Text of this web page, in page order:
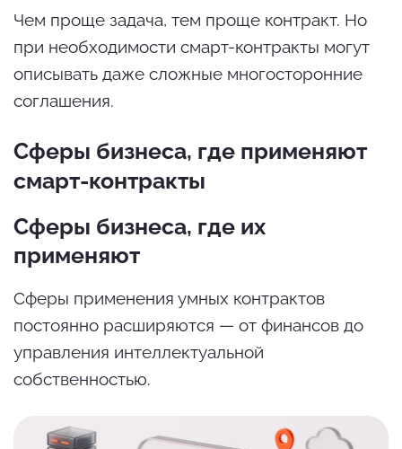
Чем проще задача, тем проще контракт. Но
при необходимости смарт-контракты могут
описывать даже сложные многосторонние
соглашения.
Сферы бизнеса, где применяют
смарт-контракты
Сферы бизнеса, где их
применяют
Сферы применения умных контрактов
постоянно расширяются — от финансов до
управления интеллектуальной
собственностью.